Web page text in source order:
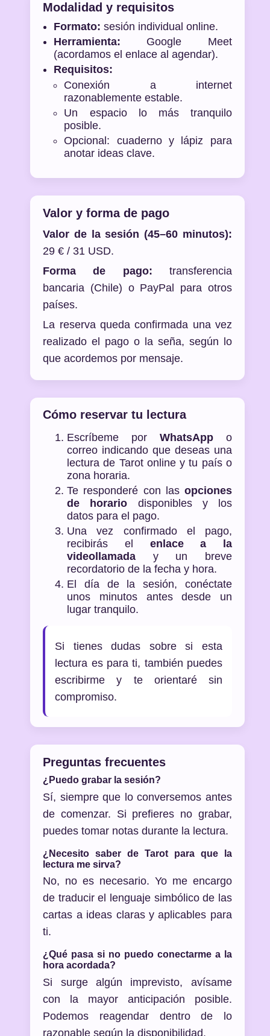
Modalidad y requisitos
Formato: sesión individual online.
Herramienta: Google Meet
(acordamos el enlace al agendar).
Requisitos:
Conexión a internet
razonablemente estable.
Un espacio lo más tranquilo
posible.
Opcional: cuaderno y lápiz para
anotar ideas clave.
Valor y forma de pago
Valor de la sesión (45–60 minutos):
29 € / 31 USD.
Forma de pago: transferencia
bancaria (Chile) o PayPal para otros
países.
La reserva queda confirmada una vez
realizado el pago o la seña, según lo
que acordemos por mensaje.
Cómo reservar tu lectura
Escríbeme por WhatsAppo
correo indicando que deseas una
lectura de Tarot online y tu país o
zona horaria.
Te responderé con las opciones
de horario disponibles y los
datos para el pago.
Una vez confirmado el pago,
recibirás el enlace a la
videollamada y un breve
recordatorio de la fecha y hora.
El día de la sesión, conéctate
unos minutos antes desde un
lugar tranquilo.
Si tienes dudas sobre si esta
lectura es para ti, también puedes
escribirme y te orientaré sin
compromiso.
Preguntas frecuentes
¿Puedo grabar la sesión?
Sí, siempre que lo conversemos antes
de comenzar. Si prefieres no grabar,
puedes tomar notas durante la lectura.
¿Necesito saber de Tarot para que la
lectura me sirva?
No, no es necesario. Yo me encargo
de traducir el lenguaje simbólico de las
cartas a ideas claras y aplicables para
ti.
¿Qué pasa si no puedo conectarme a la
hora acordada?
Si surge algún imprevisto, avísame
con la mayor anticipación posible.
Podemos reagendar dentro de lo
razonable según la disponibilidad.